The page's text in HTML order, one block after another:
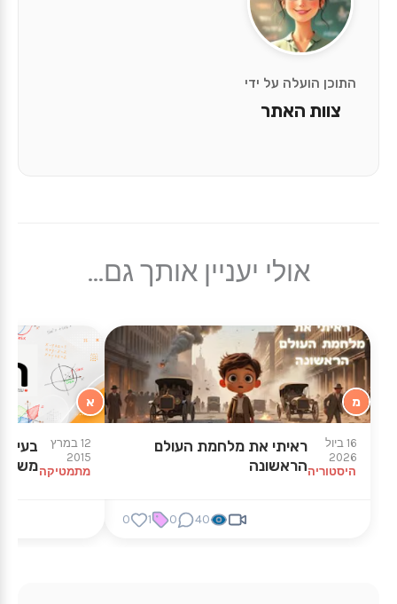
התוכן הועלה על ידי
צוות האתר
אולי יעניין אותך גם...
מ
16 ביול
2026
היסטוריה
ראיתי את מלחמת העולם
הראשונה
40
0
1
0
א
12 במרץ
2015
מתמטיקה